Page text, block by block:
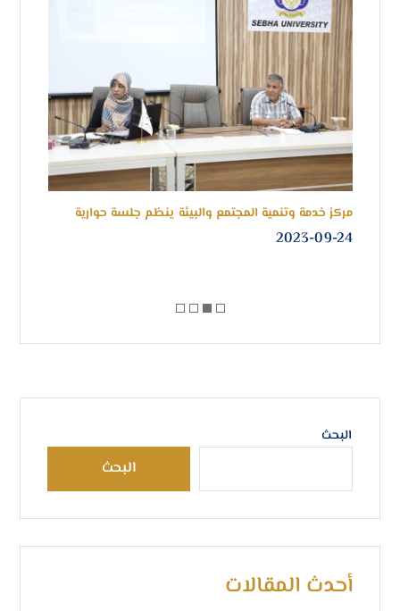
مركز خدمة وتنمية المجتمع والبيئة ينظم جلسة حوارية
2023-09-24
البحث
البحث
أحدث المقالات